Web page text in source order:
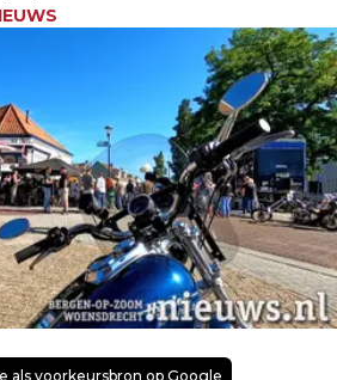
als voorkeursbron op Google